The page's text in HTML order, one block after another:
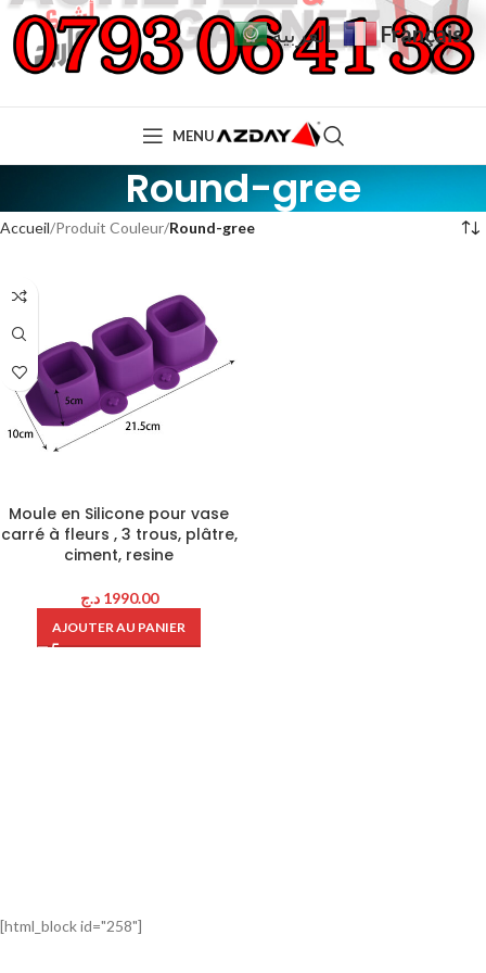
MENU
Round-gree
Accueil Produit Couleur Round-gree
Moule en Silicone pour vase
carré à fleurs , 3 trous, plâtre,
ciment, resine
1990.00 د.ج
AJOUTER AU PANIER
[html_block id="258"]
العربية Français